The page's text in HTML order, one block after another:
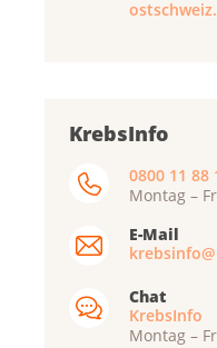
KrebsInfo
0800 11 88
Montag –
E-Mail
Chat
KrebsInfo
Montag –